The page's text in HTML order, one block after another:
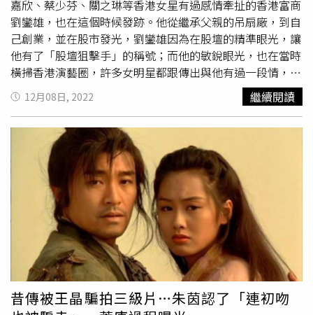
是人夫的身分。自張丹峰爆出出軌風波後，洪欣和男方的婚
變傳言也一直沒斷過，甚至傳出兩人協議離婚，不過今年11
月洪欣 在微博分享帶著張丹峰和女兒去看大兒子張鎬濂大學
畢業公演，還有網友在澳門偶遇兩人帶女兒出遊，如今又被
爆出經紀人沒變孩童住一間房的消息，讓外界相當好奇這對
夫妻的真實婚姻狀況。張丹峰過去就曾稱畢瑩是「畢萌
萌」，狗仔還爆料畢瀅向廠商要求要和張丹峰住套房。（圖
／翻攝自推理君江小宴微博
嘉欣、蔡少芬、關之琳等香港女星有過感情牽扯的香港富商
劉鑾雄，也在這個時候發跡。他從繼承父親的吊扇廠，到自
己創業，並在股市發光，劉鑾雄因為在股壇的精準眼光，讓
他有了「股壇狙擊手」的稱號；而他的敏銳眼光，也在當時
橫掃香港演藝圈，許多女明星都跟傳出與他有過一段情，讓
他也有「女星狙擊手」之稱，商場與藝界，無人不知曉。籍
貫潮州，1951年在香港出生的劉鑾雄，兄弟姊妹包括了劉
鑾鴻、劉玉玲、劉玉珍及劉玉慧，小時候就跟著父親到香港
生活。一開始，父親在香港做起了製米廠的生意，但後來因
為被騙，開始家道中落，劉鑾雄早年的生活，一下從天堂掉
到地獄。香港富商劉鑾雄與現任太太甘比。（圖／翻攝甘比
IG）劉鑾雄在念書、出社會後，一開始與弟弟劉鑾鴻，兄弟
倆繼承其父親劉火榮創立的岳記吊扇廠，後來在1978年，
劉鑾雄與朋友創辦愛美高生產吊扇，並將公司發展成愛美高
集團。由於眼光精準，劉鑾雄大概從1980年代開始，便開
始活躍於香港的金融圈及地產業，甚至在1983年，就讓愛
美高在香港交易所上市。後來在1985年，劉鑾雄與一同創
立愛美高集團的夥伴意見不合，於是把自己持有的愛美高股
份配售給基金。但由於愛美高產品滯銷，引來股價下跌，劉
12月08日, 2022 繼續閱讀
昔傳被王晶騙拍三級片…朱茵認了「連初吻